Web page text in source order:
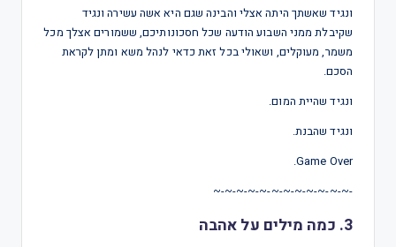
ונגיד שאשתך היתה אצלי והבינה שגם היא אשה עשירה ונגיד
שקיבלת ממני השבוע הודעה שכל חסכונותיכם, ששמורים אצלך מכל
משמר, מעוקלים, ושאולי בכל זאת כדאי לנהל משא ומתן לקראת
הסכם.
ונגיד שהיית המום.
ונגיד שהבנת.
Game Over.
-~-~-~-~-~-~-~-~-~-~-~-~
3. כמה מילים על אהבה